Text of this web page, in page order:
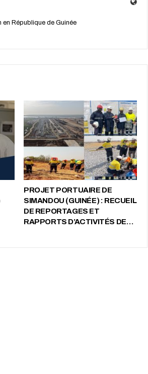
République de Guinée
PROJET PORTUAIRE DE
SIMANDOU (GUINÉE) : RECUEIL
DE REPORTAGES ET
RAPPORTS D’ACTIVITÉS DE…